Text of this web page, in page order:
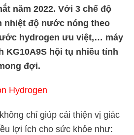
năm 2022. Với 3 chế độ
nhiệt độ nước nóng theo
hydrogen ưu việt,… máy
KG10A9S hội tụ nhiều tính
đợi.
Hydrogen
chỉ giúp cải thiện vị giác
lợi ích cho sức khỏe như: